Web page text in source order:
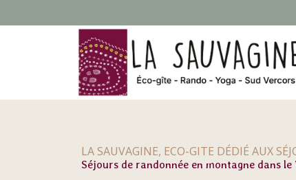
LA SAUVAGINE, ECO-GITE DÉDIÉ AUX
Séjours de randonnée en montagne dans